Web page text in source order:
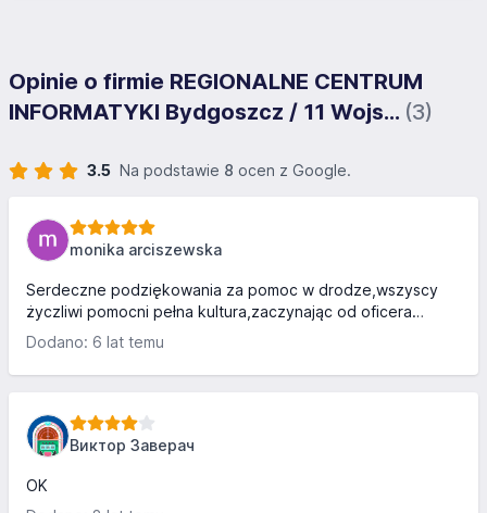
Opinie o firmie REGIONALNE CENTRUM
INFORMATYKI Bydgoszcz / 11 Wojs... (3)
3.5 Na podstawie 8 ocen z Google.
monika arciszewska
Serdeczne podziękowania za pomoc w drodze,wszyscy
życzliwi pomocni pełna kultura,zaczynając od oficera
dyżurnego,służbie dyżurnej pst,służbie czołg sam,kończąc
kierownikiem,serdecznie dziękuję
Dodano: 6 lat temu
Виктор Заверач
OK